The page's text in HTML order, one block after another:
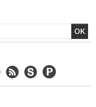
la bataille se déplace
Christophe
civiles, après la